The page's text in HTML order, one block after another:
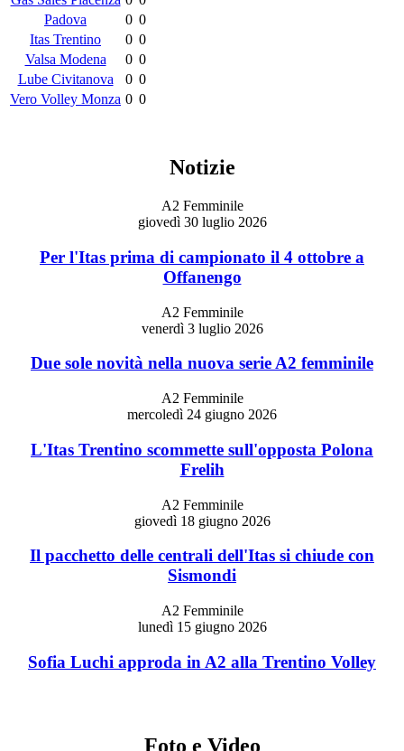
Padova
0 0
Itas Trentino
0 0
Valsa Modena
0 0
Lube Civitanova
0 0
Vero Volley Monza 0 0
Notizie
A2 Femminile
giovedì 30 luglio 2026
Per l'Itas prima di campionato il 4 ottobre a
Offanengo
A2 Femminile
venerdì 3 luglio 2026
Due sole novità nella nuova serie A2 femminile
A2 Femminile
mercoledì 24 giugno 2026
L'Itas Trentino scommette sull'opposta Polona
Frelih
A2 Femminile
giovedì 18 giugno 2026
Il pacchetto delle centrali dell'Itas si chiude con
Sismondi
A2 Femminile
lunedì 15 giugno 2026
Sofia Luchi approda in A2 alla Trentino Volley
Foto e Video